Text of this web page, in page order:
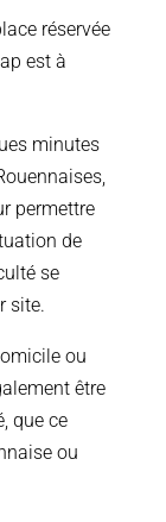
réservée
est à
minutes
permettre
de
se
site.
ou
être
que ce
ou